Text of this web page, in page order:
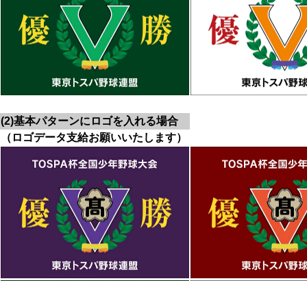
(2)基本パターンにロゴを入れる場合
（ロゴデータ支給お願いいたします）